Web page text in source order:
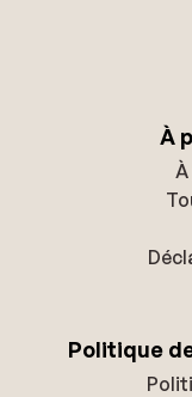
À
Politique